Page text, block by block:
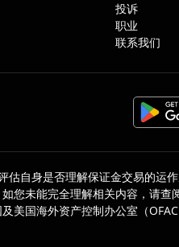
投诉
职业
联系我们
自身是否理解保证金交易的运
您未能完全理解相关内容，请
国海外资产控制办公室（